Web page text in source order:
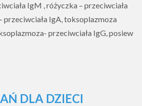
IgM , różyczka – przeciwciała
przeciwciała IgA, toksoplazmoza
przeciwciała IgG, posiew
DLA DZIECI